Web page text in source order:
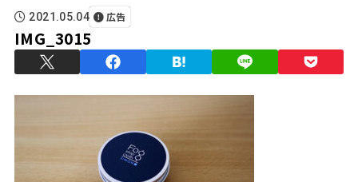
2021.05.04 広告
IMG_3015